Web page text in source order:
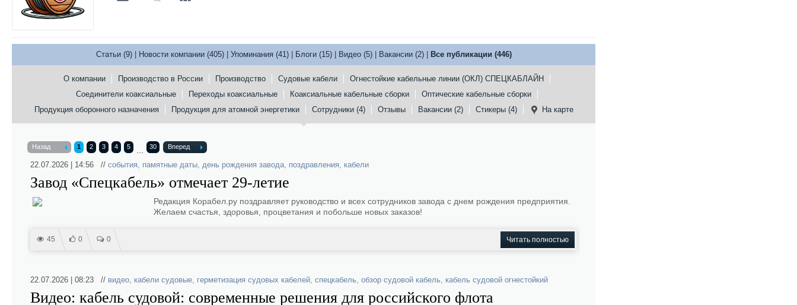
Статьи (9)| Новости компании (405)| Упоминания (41)| Блоги (15)| Видео (5)| Вакансии (2)| Все публикации (446)
О компании Производство в России Производство Судовые кабели
Огнестойкие кабельные линии (ОКЛ) СПЕЦКАБЛАЙН
Соединители коаксиальные
Переходы коаксиальные Коаксиальные кабельные сборки
Оптические кабельные сборки
Продукция оборонного назначения
Продукция для атомной энергетики Сотрудники (4) Отзывы Вакансии (2) Стикеры (4) На карте
Назад 1 2 3 4 5 30 Вперед
22.07.2026 | 14:56 // события, памятные даты, день рождения завода, поздравления, кабели
Завод «Спецкабель» отмечает 29-летие
Редакция Корабел.ру поздравляет руководство и всех сотрудников завода с днем рождения предприятия.
Желаем счастья, здоровья, процветания и побольше новых заказов!
45 0 0 Читать полностью
22.07.2026 | 08:23 // видео, кабели судовые, герметизация судовых кабелей, спецкабель, обзор судовой кабель, кабель судовой огнестойкий
Видео: кабель судовой: современные решения для российского флота